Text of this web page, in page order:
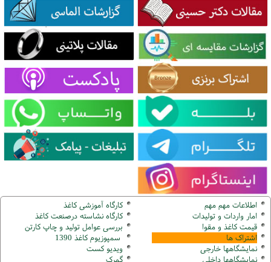
اطلاعات مهم مهم
امار واردات و تولیدات
قیمت کاغذ و مقوا
اشتراک ها
نمایشگاهها خارجی
نمایشگاهها داخلی
کارگاه آموزشی کاغذ
کارگاه نشاسته درصنعت کاغذ
بررسی عوامل تولید و چاپ کارتن
سمپوزیوم کاغذ 1390
ویدیو کست
گمرک